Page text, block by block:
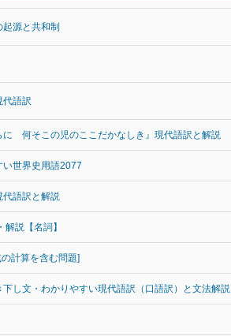
源と共和制
代語訳
に 何そこの児のここだかなしき』現代語訳と解説
世界史用語2077
代語訳と解説
説【名詞】
計算を含む問題]
し文・わかりやすい現代語訳（口語訳）と文法解説